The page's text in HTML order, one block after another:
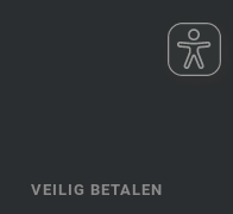
VEILIG BETALEN